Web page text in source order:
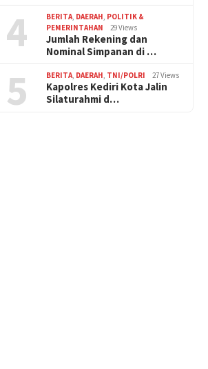
4 BERITA DAERAH POLITIK &
PEMERINTAHAN
29 Views
Jumlah Rekening dan
Nominal Simpanan di …
5 BERITA DAERAH TNI/POLRI 27 Views
Kapolres Kediri Kota Jalin
Silaturahmi d…